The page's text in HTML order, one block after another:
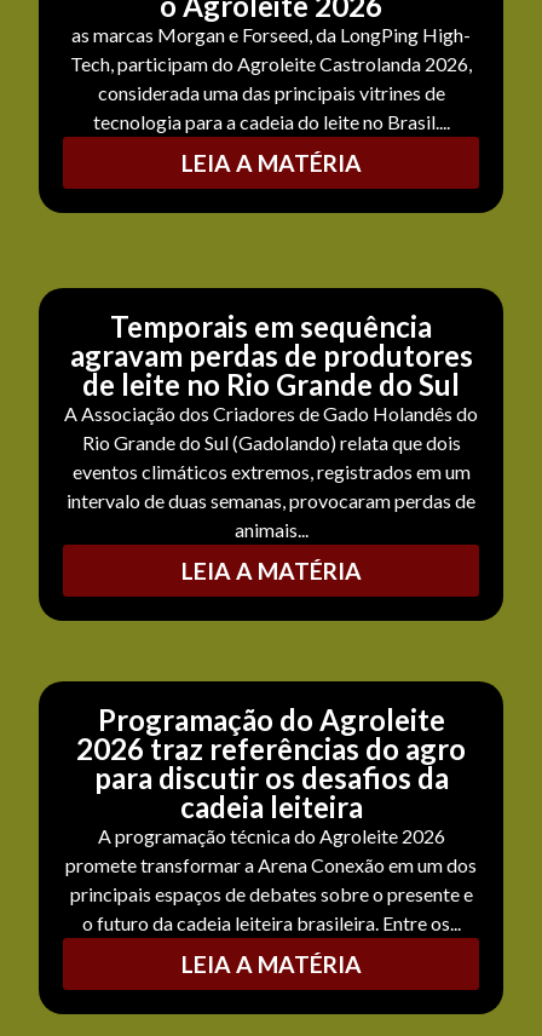
as marcas Morgan e Forseed, da LongPing High-
Tech, participam do Agroleite Castrolanda 2026,
considerada uma das principais vitrines de
tecnologia para a cadeia do leite no Brasil....
LEIA A MATÉRIA
Temporais em sequência
agravam perdas de produtores
de leite no Rio Grande do Sul
A Associação dos Criadores de Gado Holandês do
Rio Grande do Sul (Gadolando) relata que dois
eventos climáticos extremos, registrados em um
intervalo de duas semanas, provocaram perdas de
animais...
LEIA A MATÉRIA
Programação do Agroleite
2026 traz referências do agro
para discutir os desafios da
cadeia leiteira
A programação técnica do Agroleite 2026
promete transformar a Arena Conexão em um dos
principais espaços de debates sobre o presente e
o futuro da cadeia leiteira brasileira. Entre os...
LEIA A MATÉRIA